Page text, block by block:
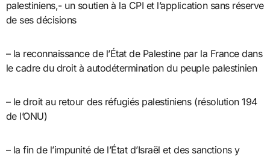
palestiniens,- un soutien à la CPI et l’application sans réserve
de ses décisions
– la reconnaissance de l’État de Palestine par la France dans
le cadre du droit à autodétermination du peuple palestinien
– le droit au retour des réfugiés palestiniens (résolution 194
de l’ONU)
– la fin de l’impunité de l’État d’Israël et des sanctions y